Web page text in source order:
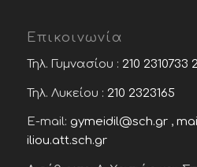
Επικοινωνία
Τηλ. Γυμνασίου : 210 2310733
Τηλ. Λυκείου : 210 2323165
E-mail: gymeidil@sch.gr,
iliou.att.sch.gr